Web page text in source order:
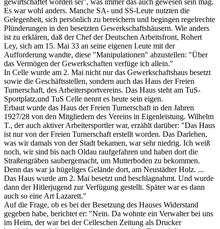
gewirtschaftet worden sei", was immer das auch gewesen sein mag.
Es war wohl anders. Manche SA- und SS-Leute nutzten die
Gelegenheit, sich persönlich zu bereichern und begingen regelrechte
Plünderungen in den besetzten Gewerkschaftshäusern. Wie anders
ist zu erklären, daß der Chef der Deutschen Arbeitsfront, Rohert
Ley, sich am 15. Mai 33 an seine eigenen I.eute mit der
Aufforderung wandte, diese "Manipulationen" abzustellen: "Über
das Vermögen der Gewerkschaften verfüge ich allein."
In Celle wurde am 2. Mai nicht nur das Gewerkschaftshaus besetzt
sowie die Geschäftsstellen, sondern auch das Haus der Freien
Turnerschaft, des Arbeitersportvereins. Das Haus steht am TuS-
Sportplatz,und TuS Celle nennt es heute sein eigen.
Erbaut wurde das Haus der Freien Turnerschaft in den Jahren
1927/28 von den Mitgliedern des Vereins in Eigenleistung. Wilhelm
T., der auch aktiver Arbeitersportler war, erzählt darüber: "Das Haus
ist nur von der Freien Turnerschaft erstellt worden. Das Darlehen,
was wir damals von der Stadt bekamen, war sehr niedrig. Ich weiß
noch, wir sind bis nach Oldau raufgefahren und haben dort die
Straßengräben saubergemacht, um Mutterboden zu bekommen.
Denn das war ja hügeliges Gelände dort, am Neustädter Holz. ...
Das Haus wurde am 2. Mai besetzt und beschlagnahmt. Und wurde
dann der Hitlerjugend zur Verfügung gestellt. Später war es dann
auch so eine Art Lazarett."
Auf die Frage, ob es bei der Besetzung des Hauses Widerstand
gegeben habe, berichtet er: "Nein. Da wohnte ein Verwalter bei uns
im Heim, der war bei der Celleschen Zeitung als Drucker